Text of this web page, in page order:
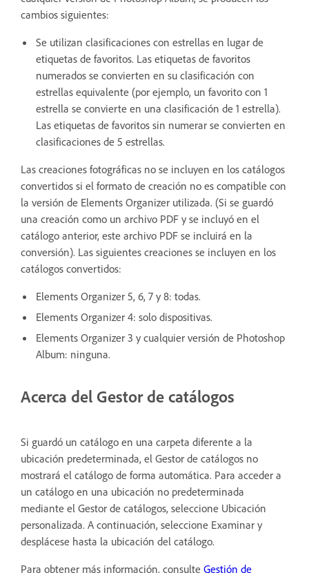
cambios siguientes:
Se utilizan clasificaciones con estrellas en lugar de
etiquetas de favoritos. Las etiquetas de favoritos
numerados se convierten en su clasificación con
estrellas equivalente (por ejemplo, un favorito con 1
estrella se convierte en una clasificación de 1 estrella).
Las etiquetas de favoritos sin numerar se convierten en
clasificaciones de 5 estrellas.
Las creaciones fotográficas no se incluyen en los catálogos
convertidos si el formato de creación no es compatible con
la versión de Elements Organizer utilizada. (Si se guardó
una creación como un archivo PDF y se incluyó en el
catálogo anterior, este archivo PDF se incluirá en la
conversión). Las siguientes creaciones se incluyen en los
catálogos convertidos:
Elements Organizer 5, 6, 7 y 8: todas.
Elements Organizer 4: solo dispositivas.
Elements Organizer 3 y cualquier versión de Photoshop
Album: ninguna.
Acerca del Gestor de catálogos
Si guardó un catálogo en una carpeta diferente a la
ubicación predeterminada, el Gestor de catálogos no
mostrará el catálogo de forma automática. Para acceder a
un catálogo en una ubicación no predeterminada
mediante el Gestor de catálogos, seleccione Ubicación
personalizada. A continuación, seleccione Examinar y
desplácese hasta la ubicación del catálogo.
Para obtener más información, consulte Gestión de